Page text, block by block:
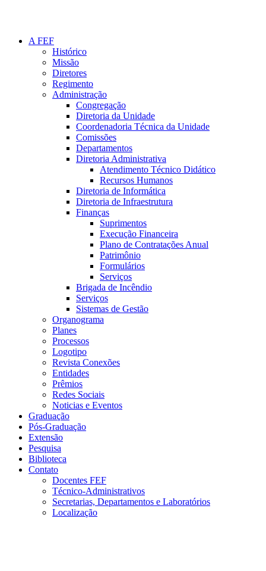
A FEF
Histórico
Missão
Diretores
Regimento
Administração
Congregação
Diretoria da Unidade
Coordenadoria Técnica da Unidade
Comissões
Departamentos
Diretoria Administrativa
Atendimento Técnico Didático
Recursos Humanos
Diretoria de Informática
Diretoria de Infraestrutura
Finanças
Suprimentos
Execução Financeira
Plano de Contratações Anual
Patrimônio
Formulários
Serviços
Brigada de Incêndio
Serviços
Sistemas de Gestão
Organograma
Planes
Processos
Logotipo
Revista Conexões
Entidades
Prêmios
Redes Sociais
Noticias e Eventos
Graduação
Pós-Graduação
Extensão
Pesquisa
Biblioteca
Contato
Docentes FEF
Técnico-Administrativos
Secretarias, Departamentos e Laboratórios
Localização